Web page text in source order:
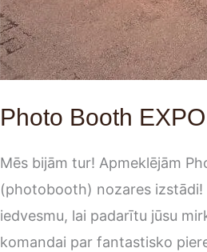
Photo Booth
Mēs bijām tur! Apmeklējām
(photobooth) nozares izstādi!
iedvesmu, lai padarītu jūsu
komandai par fantastisko